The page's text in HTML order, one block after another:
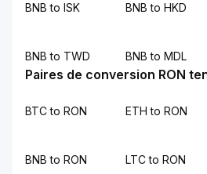
BNB to ISK BNB to HKD
BNB to TWD BNB to MDL
Paires de conversion RON
BTC to RON ETH to RON
BNB to RON LTC to RON